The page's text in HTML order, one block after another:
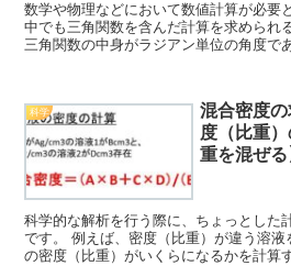
数学や物理などにおいて数値計算が必要
中でも三角関数を含んだ計算を求められ
三角関数の中身がラジアン単位の角度で
科学
混合密度
度（比重
重を混ぜる
科学的な解析を行う際に、ちょっとした
です。 例えば、密度（比重）が違う溶
の密度（比重）がいくらになるかを計算